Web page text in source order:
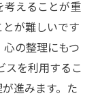
考えることが重
が難しいです
の整理にもつ
スを利用するこ
進みます。た